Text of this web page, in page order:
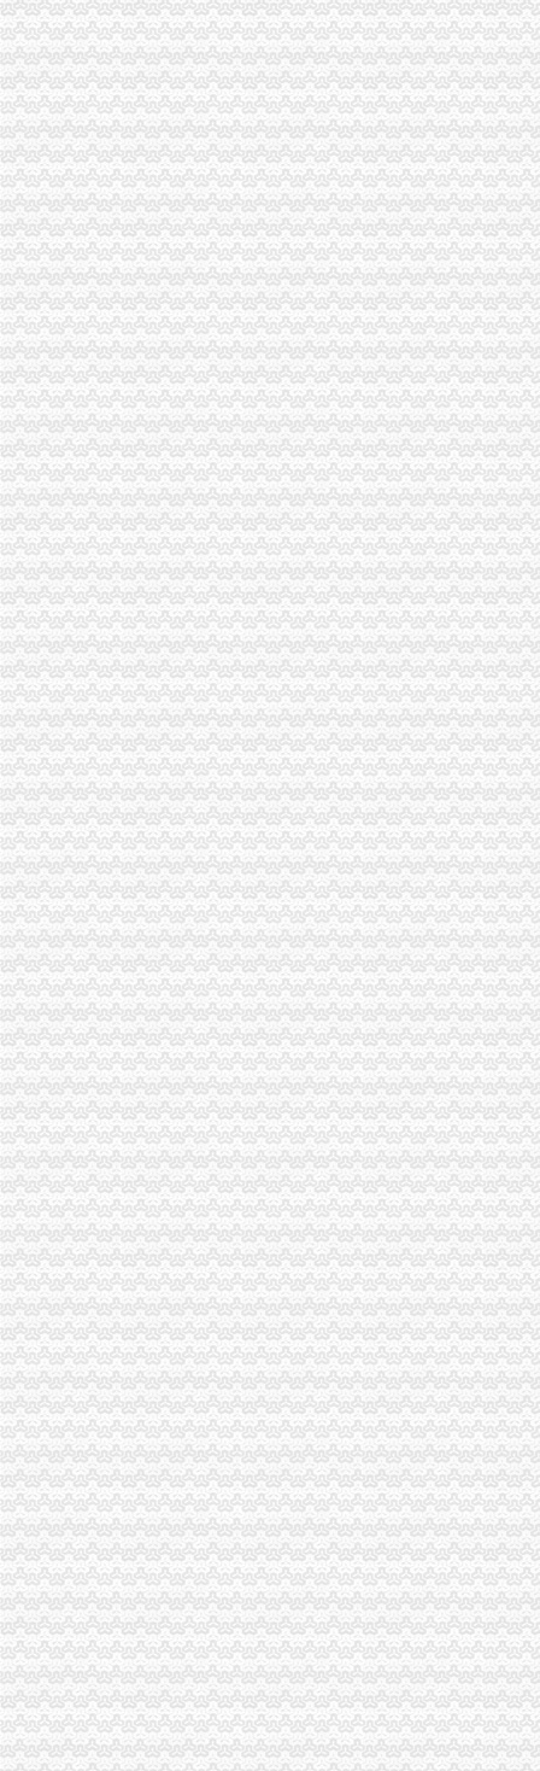
民生,民生|重庆在线
周克华系列劫案共抢现金55.5万主要花在家庭上-中新网
重庆卫生人才专场招聘会部分参会单位及招聘职位_重庆人才大市场
重庆永辉超市有限公司沙坪坝区童家桥分公司_【信用信息_诉讼信息_
【重庆沙坪坝童家桥财务/审计/税务招聘网|2018年重庆沙坪坝童家桥财
中国邮政储蓄银行股份有限公司重庆沙坪坝区童家桥支行_【电话地址_
【重庆沙坪坝童家桥财务/会计助理招聘网|2018年重庆沙坪坝童家桥财
【童家桥企业管理咨询公司】-今题童家桥企业管理咨询网
【重庆童家桥公司业务招聘网_公司业务招聘信息】-重庆智联招聘
重庆沙坪坝办理公司执照个体户执照记帐报税-童家桥工商注册|重庆酷
重庆沙坪坝童家桥会计实务培训,重庆沙坪坝童家桥会计实操培训班,
重庆美坎毕罗财务咨询有限公司联系方式_信用报告_工商信息-启信宝
【安明金有限公司】安明金有限公司招聘|待遇|面试|怎么样-看准网
重庆沙坪坝童家桥理财公司|重庆沙坪坝童家桥理财-重庆沙坪坝童家桥
【重庆美坎毕罗财务咨询有限公司工商信息】-阿土伯工商信息查询
沙坪坝区股份制企业招聘_重庆童家桥股份制企业招聘信息_求职找工作
【童家桥项目管理认证培训】-今题童家桥项目管理认证培训网
【重庆沙坪坝童家桥财务经理招聘网|2018年重庆沙坪坝童家桥财务经
重庆市沙坪坝区童家桥贸易公司_【电话地址_招聘信息_注册信息_信用
经济日报多媒体数字报刊
【重庆童家桥半导体招聘网_半导体招聘信息】-重庆智联招聘
【2017年童家桥村卫生站口腔科新招聘信息_电话_地址】-赶集网
【童家桥专利申请|童家桥专利注册】-今题童家桥专利申请网
重庆孚博投资管理咨询有限公司
【重庆沙坪坝童家桥保险精算师招聘网|2018年重庆沙坪坝童家桥保险
重庆市沙坪坝区童家桥汽车修理厂_【信用信息_诉讼信息_财务信息_注
重庆市沙坪坝区童家桥贸易公司广龙糕点加工厂_【信用信息_诉讼信息
【重庆童家桥培训经理招聘网_培训经理招聘信息】-重庆智联招聘
重庆童家桥附近出纳招聘|重庆童家桥附近出纳职位信息汇总|重庆出纳
【重庆会计服务公司黄页】_顺企网
重庆童家桥附近出纳招聘|重庆童家桥附近出纳职位信息汇总|重庆出纳
【重庆沙坪坝童家桥统计招聘网|2018年重庆沙坪坝童家桥统计招聘信
沙坪坝学会计去哪里好？重庆财务会计今题网
重庆燃气集团股份有限公司|公司|重庆|有限_新浪财经_新浪网
重庆市沙坪坝区童家桥街道文化站新世纪卡拉OK厅_【信用信息_诉讼
中国工商银行股份有限公司重庆童家桥支行_【信用信息_诉讼信息_财
【58同城】重庆渝北龙溪香港公司注册_注册香港公司_离岸公司注册
重庆沙坪坝童家桥初级经济师培训公司|重庆沙坪坝童家桥初级经济师培
重庆华庆阀门制造有限公司2017招聘信息_电话_地址-中华英才网
【58同城】大坪财务会计_大坪财会_大坪评估
沙坪坝区童家桥街道松山路146号公共厕所改造装修工程_中国招标网_
重庆玉言装饰工程有限公司_建筑装修装饰工程_覃家岗镇童家桥村白鹤
重庆燃气集团股份有限公司|公司|重庆|有限_新浪财经_新浪网
沙区童家桥街道办事处松山路146号公共厕所改造装修工程第二次招标_
：重庆燃气2017年第一季度报告_（）_公告正文
重庆沙坪坝童家桥歌手招聘网_重庆沙坪坝童家桥歌手人才网_重庆沙坪
重庆康名士办公用品商贸有限公司生意旺铺
华星创业：申万宏源证券承销保荐有限责任公司关于公司发行股份购买
重庆燃气：2017年第一季度报告_重庆燃气（）_公告正文_财
金融街控股股份有限公司公开发行2009年第一期公司券募集说明书摘
重庆市沙坪坝区信诚橡胶制品厂2017招聘信息_电话_地址-中华英才网
重庆燃气：2017年半年度报告（2017-08-30）_重庆燃气（）
证券日报-重庆燃气集团股份有限公司2017年第一季度报告正文